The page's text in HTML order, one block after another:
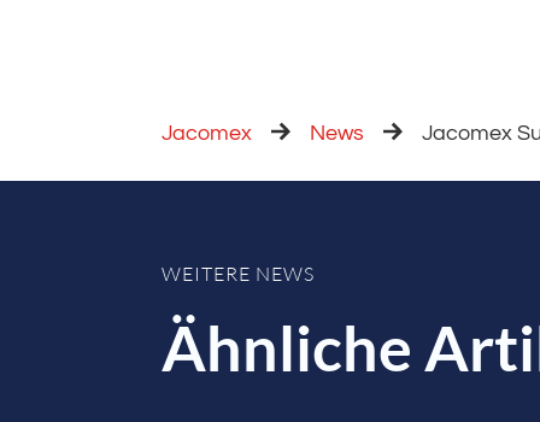
Jacomex News Jacomex
WEITERE NEWS
Ähnliche